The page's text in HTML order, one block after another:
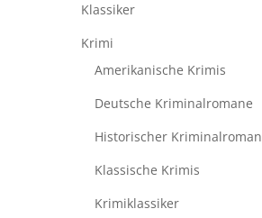
Klassiker
Krimi
Amerikanische Krimis
Deutsche Kriminalromane
Historischer Kriminalroman
Klassische Krimis
Krimiklassiker